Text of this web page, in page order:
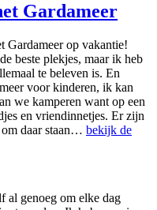
Gardameer
Gardameer op vakantie!
beste plekjes, maar ik heb
te beleven is. En
voor kinderen, ik kan
we kamperen want op een
en vriendinnetjes. Er zijn
daar staan… bekijk de
al genoeg om elke dag